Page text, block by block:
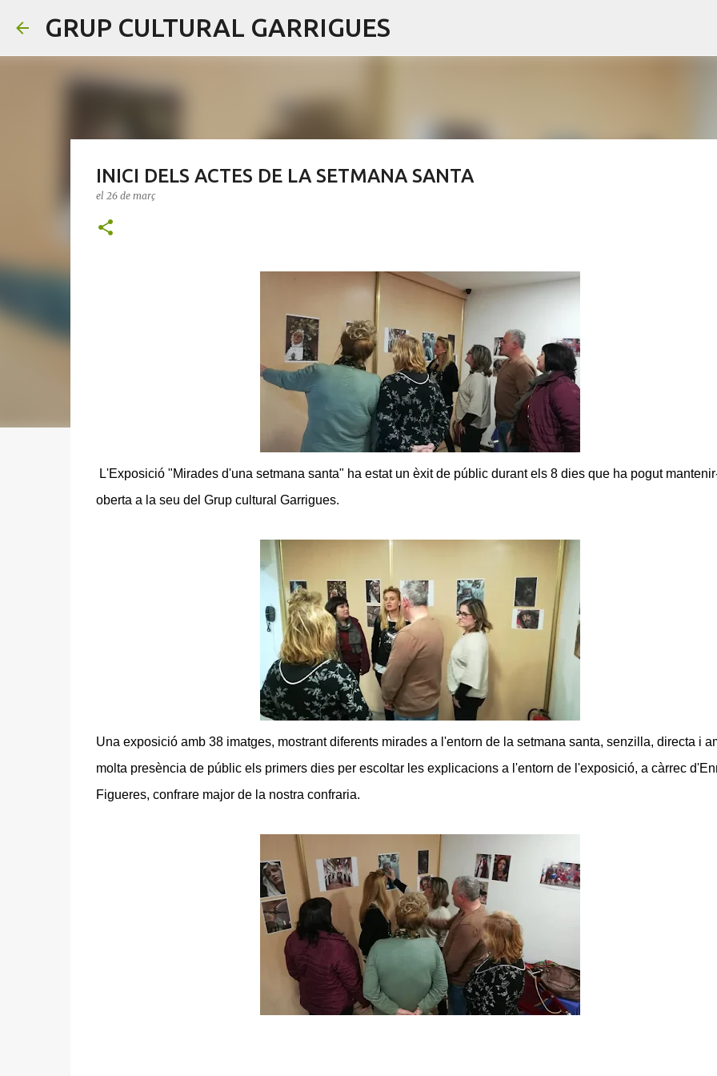
GRUP CULTURAL GARRIGUES
INICI DELS ACTES DE LA SETMANA SANTA
el 26 de març
L'Exposició "Mirades d'una setmana santa" ha estat un èxit de públic durant els 8 dies que ha pogut
oberta a la seu del Grup cultural Garrigues.
Una exposició amb 38 imatges, mostrant diferents mirades a l'entorn de la setmana santa, senzilla, directa i
molta presència de públic els primers dies per escoltar les explicacions a l'entorn de l'exposició, a càrrec
Figueres, confrare major de la nostra confraria.